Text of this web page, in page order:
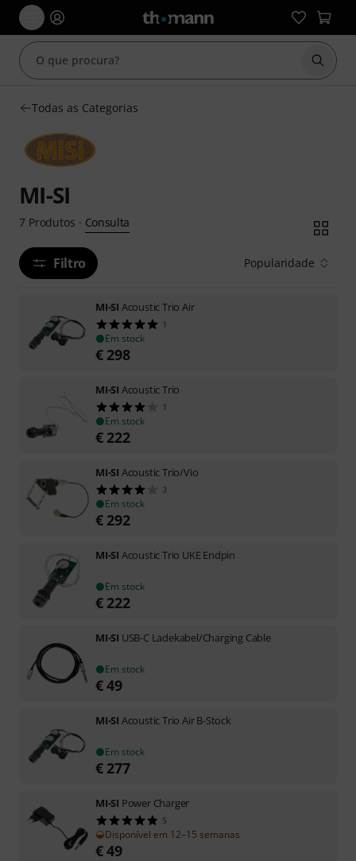
Iniciar
Todas as Categorias
MI-SI
7 Produtos · Consulta
Filtro Popularidade
MI-SI Acoustic Trio Air
1
Em stock
€ 298
MI-SI Acoustic Trio
1
Em stock
€ 222
MI-SI Acoustic Trio/Vio
3
Em stock
€ 292
MI-SI Acoustic Trio UKE Endpin
Em stock
€ 222
MI-SI USB-C Ladekabel/Charging Cable
Em stock
€49
MI-SI Acoustic Trio Air B-Stock
Em stock
€ 277
MI-SI Power Charger
5
Disponível em 12–15 semanas
€49